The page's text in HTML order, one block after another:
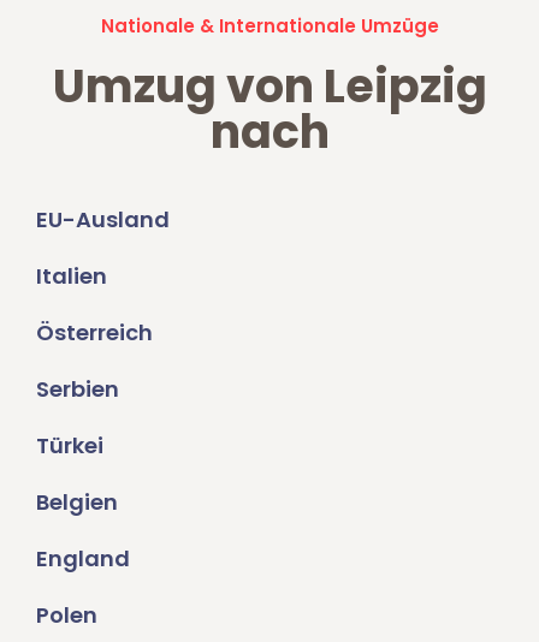
Nationale & Internationale Umzüge
Umzug von Leipzig
nach
EU-Ausland
Italien
Österreich
Serbien
Türkei
Belgien
England
Polen